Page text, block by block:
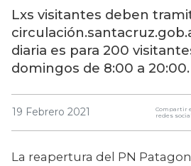
Lxs visitantes deben
diaria es para 200
domingos de 8:00 a 20:00.
19 Febrero 2021
Compartir
redes
La reapertura del PN